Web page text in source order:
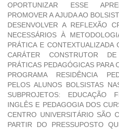
OPORTUNIZAR ESSE
PROMOVER A AJUDA AO
DESENVOLVER A REFLEXÃO
NECESSÁRIOS À
PRÁTICA E CONTEXTUALIZADA
CARÁTER CONSTRUTOR
PRÁTICAS PEDAGÓGICAS PARA
PROGRAMA RESIDÊNCIA
PELOS ALUNOS BOLSISTAS
SUBPROJETOS: EDUCAÇÃO
INGLÊS E PEDAGOGIA DOS
CENTRO UNIVERSITÁRIO SÃO
PARTIR DO PRESSUPOSTO